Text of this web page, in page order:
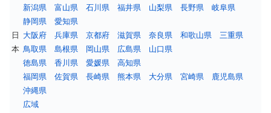
日
本
新潟県
富山県 石川県 福井県 山梨県 長野県
岐阜県
静岡県
愛知県
大阪府
兵庫県 京都府 滋賀県 奈良県 和歌山県
三重県
鳥取県
島根県 岡山県 広島県
山口県
徳島県
香川県 愛媛県
高知県
福岡県
佐賀県 長崎県 熊本県 大分県 宮崎県
鹿児島県
沖縄県
広域